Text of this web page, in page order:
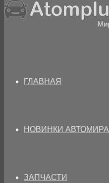
ГЛАВНАЯ
НОВИНКИ АВТОМИРА
ЗАПЧАСТИ